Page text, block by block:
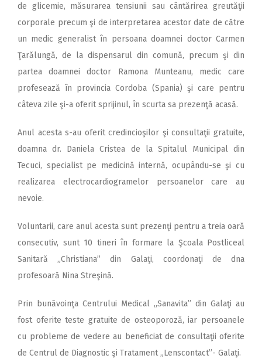
de glicemie, măsurarea tensiunii sau cântărirea greutăţii
corporale precum şi de interpretarea acestor date de către
un medic generalist în persoana doamnei doctor Carmen
Ţarălungă, de la dispensarul din comună, precum şi din
partea doamnei doctor Ramona Munteanu, medic care
profesează în provincia Cordoba (Spania) şi care pentru
câteva zile şi-a oferit sprijinul, în scurta sa prezenţă acasă.
Anul acesta s-au oferit credincioşilor şi consultaţii gratuite,
doamna dr. Daniela Cristea de la Spitalul Municipal din
Tecuci, specialist pe medicină internă, ocupându-se şi cu
realizarea electrocardiogramelor persoanelor care au
nevoie.
Voluntarii, care anul acesta sunt prezenţi pentru a treia oară
consecutiv, sunt 10 tineri în formare la Şcoala Postliceal
Sanitară „Christiana” din Galaţi, coordonaţi de dna
profesoară Nina Streşină.
Prin bunăvoinţa Centrului Medical „Sanavita” din Galaţi au
fost oferite teste gratuite de osteoporoză, iar persoanele
cu probleme de vedere au beneficiat de consultaţii oferite
de Centrul de Diagnostic şi Tratament „Lenscontact”- Galaţi.